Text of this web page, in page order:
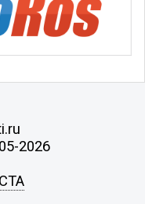
2026